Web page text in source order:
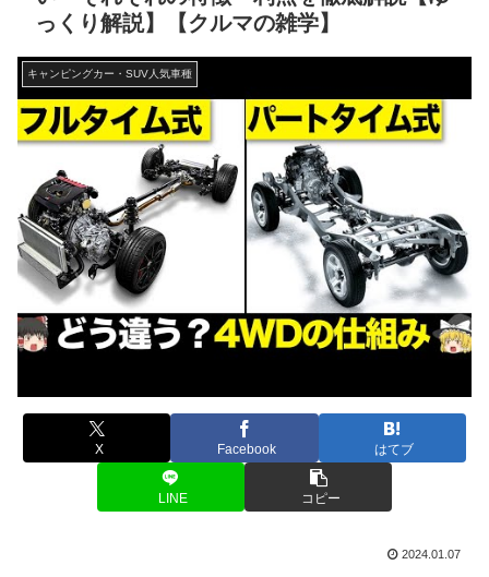
っくり解説】【クルマの雑学】
キャンピングカー・SUV人気車種
X Facebook はてブ
LINE コピー
2024.01.07